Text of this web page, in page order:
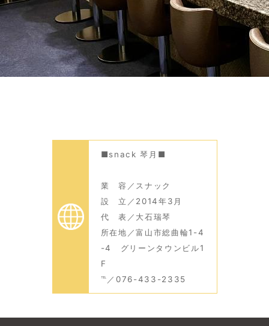
■snack 琴月■
業 容／スナック
設 立／2014年3月
代 表／大石瑞琴
所在地／富山市総曲輪1-4
-4 グリーンタウンビル1
F
℡／076-433-2335